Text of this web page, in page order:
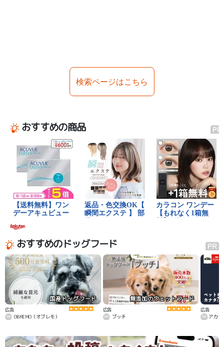
検索ページはこちら
おすすめの商品
おすすめのドッグフード
国産ドッグフード
広告
OBREMO（オブレモ）
無添加のウェットフード
広告
ブッチ
カ
広告
アカ